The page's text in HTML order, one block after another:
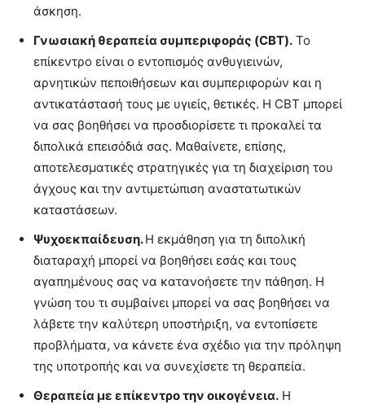
άσκηση.
Γνωσιακή θεραπεία συμπεριφοράς (CBT). Το
επίκεντρο είναι ο εντοπισμός ανθυγιεινών,
αρνητικών πεποιθήσεων και συμπεριφορών και η
αντικατάστασή τους με υγιείς, θετικές. Η CBT μπορεί
να σας βοηθήσει να προσδιορίσετε τι προκαλεί τα
διπολικά επεισόδιά σας. Μαθαίνετε, επίσης,
αποτελεσματικές στρατηγικές για τη διαχείριση του
άγχους και την αντιμετώπιση αναστατωτικών
καταστάσεων.
Ψυχοεκπαίδευση.Η εκμάθηση για τη διπολική
διαταραχή μπορεί να βοηθήσει εσάς και τους
αγαπημένους σας να κατανοήσετε την πάθηση. Η
γνώση του τι συμβαίνει μπορεί να σας βοηθήσει να
λάβετε την καλύτερη υποστήριξη, να εντοπίσετε
προβλήματα, να κάνετε ένα σχέδιο για την πρόληψη
της υποτροπής και να συνεχίσετε τη θεραπεία.
Θεραπεία με επίκεντρο την οικογένεια. Η